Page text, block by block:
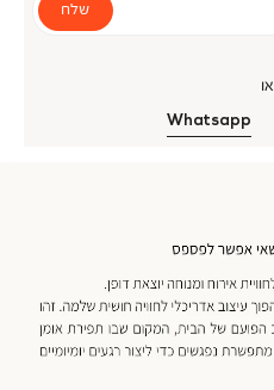
שלח
או
Whatsapp